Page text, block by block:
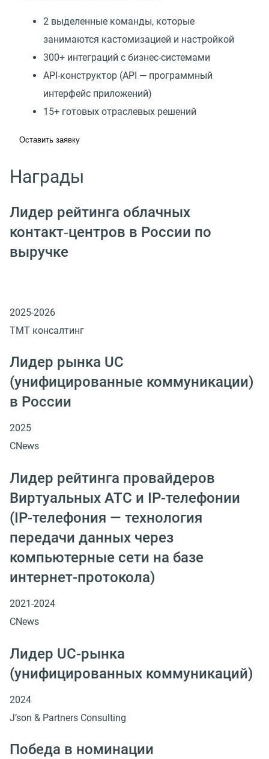
2 выделенные команды, которые
занимаются кастомизацией и настройкой
300+ интеграций с бизнес-системами
API-конструктор (API — программный
интерфейс приложений)
15+ готовых отраслевых решений
Оставить заявку
Награды
Лидер рейтинга облачных
контакт‑центров в России по
выручке
2025-2026
ТМТ консалтинг
Лидер рынка UC
(унифицированные коммуникации)
в России
2025
CNews
Лидер рейтинга провайдеров
Виртуальных АТС и IP-телефонии
(IP-телефония — технология
передачи данных через
компьютерные сети на базе
интернет-протокола)
2021-2024
CNews
Лидер UC-рынка
(унифицированных коммуникаций)
2024
J’son & Partners Consulting
Победа в номинации